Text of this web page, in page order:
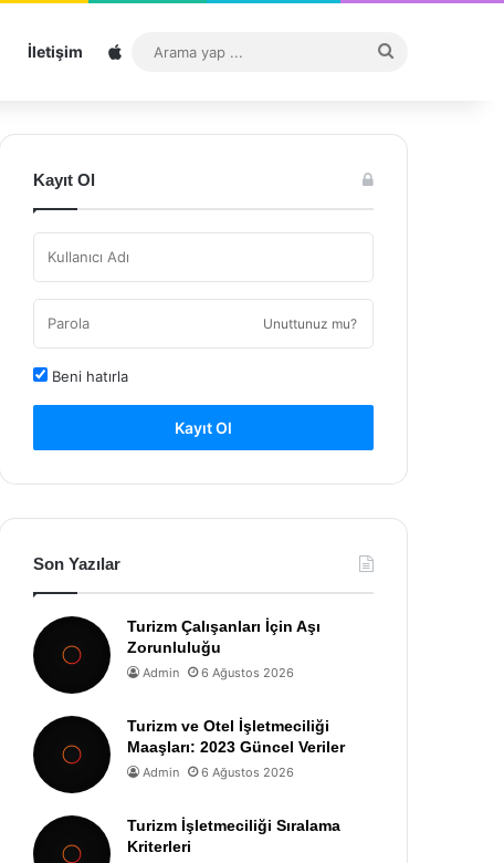
İletişim Sitemap
...
Kayıt Ol
Unuttunuz mu?
Beni hatırla
Kayıt Ol
Son Yazılar
Turizm Çalışanları İçin Aşı
Zorunluluğu
Admin 6 Ağustos 2026
Turizm ve Otel İşletmeciliği
Maaşları: 2023 Güncel Veriler
Admin 6 Ağustos 2026
Turizm İşletmeciliği Sıralama
Kriterleri